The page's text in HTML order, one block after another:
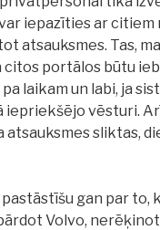
iepazīties ar citiem
atsauksmes. Tas,
citos portālos būtu
laikam un labi, ja
iepriekšējo vēsturi.
atsauksmes sliktas,
pastāstīšu gan par to,
Volvo,